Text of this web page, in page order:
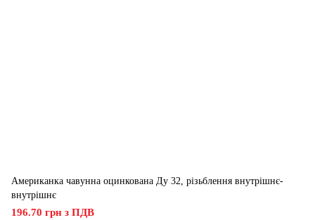
Американка чавунна оцинкована Ду 32, різьблення внутрішнє-
внутрішнє
196.70 грн з ПДВ